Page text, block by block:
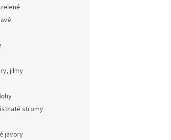
jilmy
stromy
javory